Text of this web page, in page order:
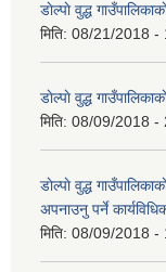
डाेल्पाे वुद्ध
मिति: 08/21/2018 -
डाेल्पाे वुद्ध
मिति: 08/09/2018 -
डाेल्पाे वुद्ध
अपनाउनु पर्ने
मिति: 08/09/2018 -